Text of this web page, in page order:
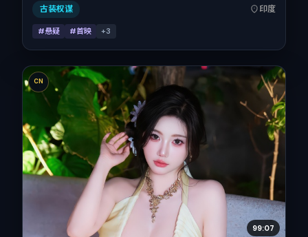
全片100分钟，节奏张弛有度。
古装权谋 印度
#悬疑 #首映 +3
CN
99:07